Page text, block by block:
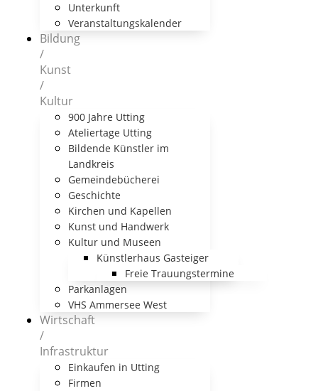
Unterkunft
Veranstaltungskalender
Bildung
/
Kunst
/
Kultur
900 Jahre Utting
Ateliertage Utting
Bildende Künstler im
Landkreis
Gemeindebücherei
Geschichte
Kirchen und Kapellen
Kunst und Handwerk
Kultur und Museen
Künstlerhaus Gasteiger
Freie Trauungstermine
Parkanlagen
VHS Ammersee West
Wirtschaft
/
Infrastruktur
Einkaufen in Utting
Firmen